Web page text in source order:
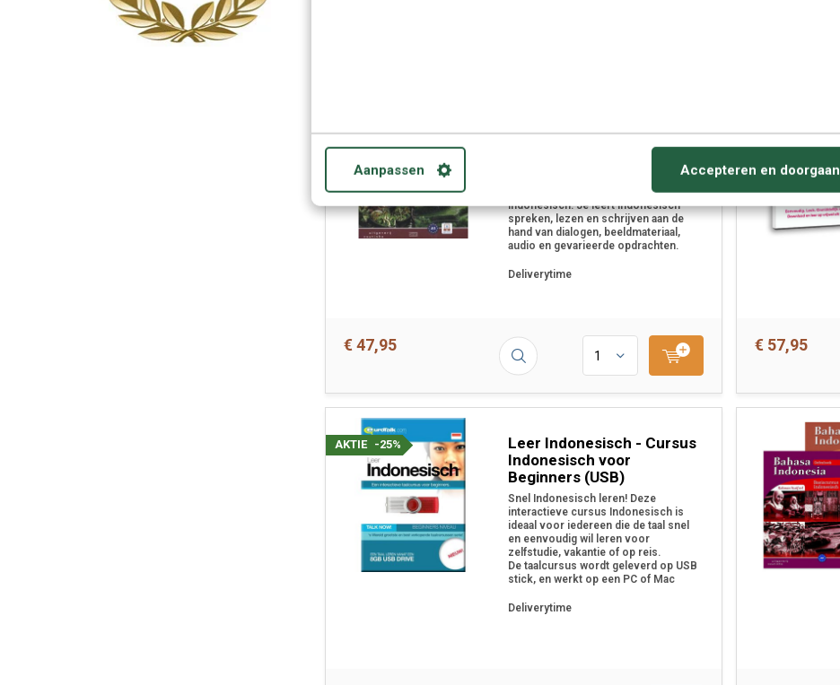
Aanpassen Accepteren en doorgaan
Bahasa Indonesia leren
In de basis cursus Bahasa Indonesia
alledaagse gesprekken in het
Indonesisch. Je leert Indonesisch
spreken, lezen en schrijven aan de
hand van dialogen, beeldmateriaal,
audio en gevarieerde opdrachten.
Deliverytime
€ 47,95 € 57,95
Leer Indonesisch - Cursus
Indonesisch voor
Beginners (USB)
Snel Indonesisch leren! Deze
interactieve cursus Indonesisch is
ideaal voor iedereen die de taal snel
en eenvoudig wil leren voor
zelfstudie, vakantie of op reis.
De taalcursus wordt geleverd op USB
stick, en werkt op een PC of Mac
Deliverytime
-25%
AKTIE